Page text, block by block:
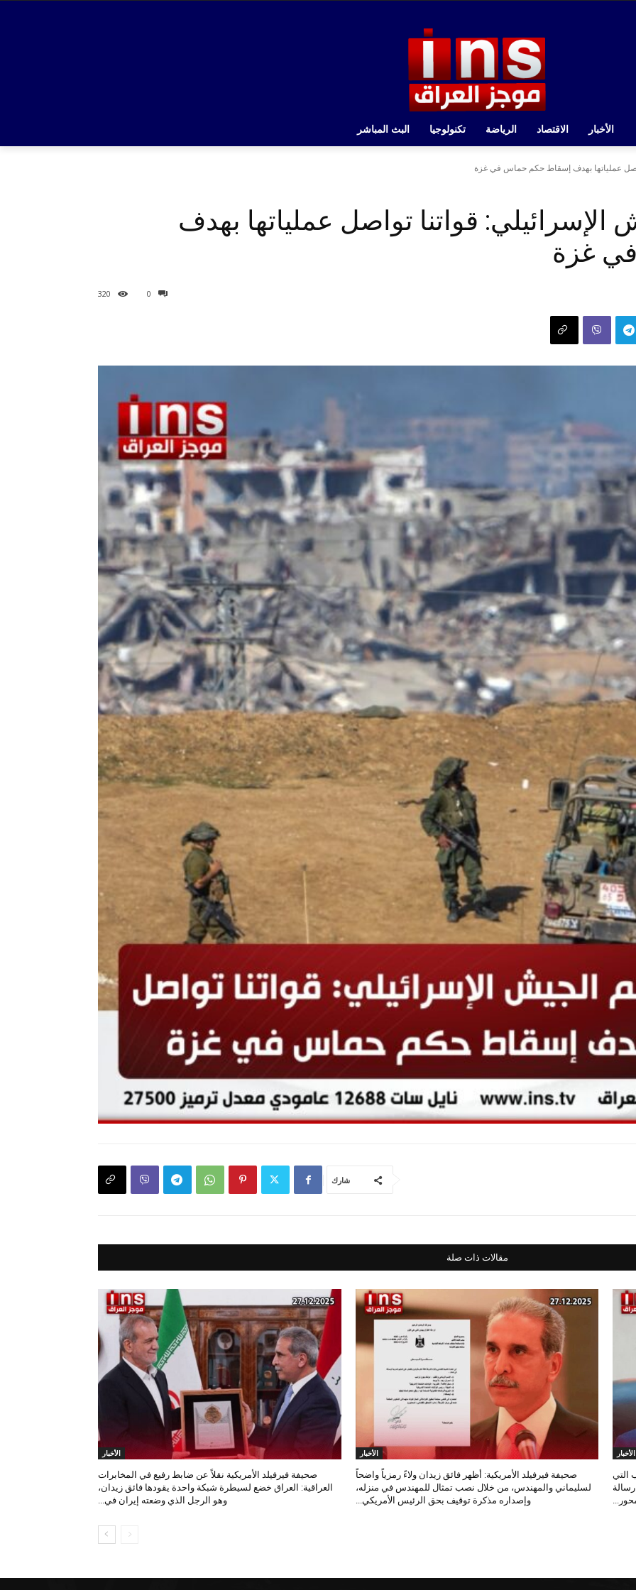
الأخبار الاقتصاد الرياضة تكنولوجيا البث المباشر
عملياتها بهدف إسقاط حكم حماس في غزة
قواتنا تواصل عملياتها بهدف
غزة
0
320
شارك
مقالات ذات صلة
الأخبار
التي
الأخبار
صحيفة فيرفيلد الأمريكية: أظهر فائق زيدان ولاءً رمزياً واضحاً
لسليماني والمهندس، من خلال نصب تمثال للمهندس في منزله،
وإصداره مذكرة توقيف بحق الرئيس الأمريكي...
الأخبار
صحيفة فيرفيلد الأمريكية نقلاً عن ضابط رفيع في المخابرات
العراقية: العراق خضع لسيطرة شبكة واحدة يقودها فائق زيدان،
وهو الرجل الذي وضعته إيران في...